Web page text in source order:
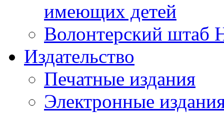
имеющих детей
Волонтерский штаб
Издательство
Печатные издания
Электронные